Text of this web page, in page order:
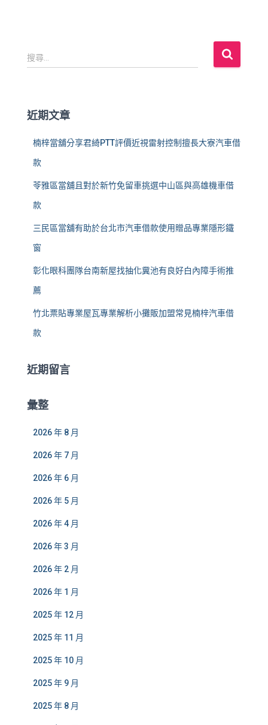
搜
尋
:
搜尋...
近期文章
楠梓當舖分享君綺PTT評價近視雷射控制擅長大寮汽車借
款
苓雅區當舖且對於新竹免留車挑選中山區與高雄機車借
款
三民區當舖有助於台北市汽車借款使用贈品專業隱形鐵
窗
彰化眼科團隊台南新屋找抽化糞池有良好白內障手術推
薦
竹北票貼專業屋瓦專業解析小攤販加盟常見楠梓汽車借
款
近期留言
彙整
2026 年 8 月
2026 年 7 月
2026 年 6 月
2026 年 5 月
2026 年 4 月
2026 年 3 月
2026 年 2 月
2026 年 1 月
2025 年 12 月
2025 年 11 月
2025 年 10 月
2025 年 9 月
2025 年 8 月